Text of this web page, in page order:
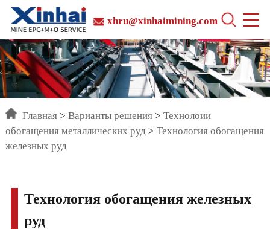
xhru@xinhaimining.com
Главная >Варианты решения >Технолоии
обогащения металлических руд >Технология обогащения
железных руд
Технология обогащения железных
руд